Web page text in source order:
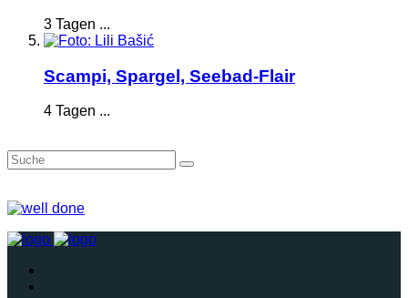
3 Tagen ...
Scampi, Spargel, Seebad-Flair
4 Tagen ...